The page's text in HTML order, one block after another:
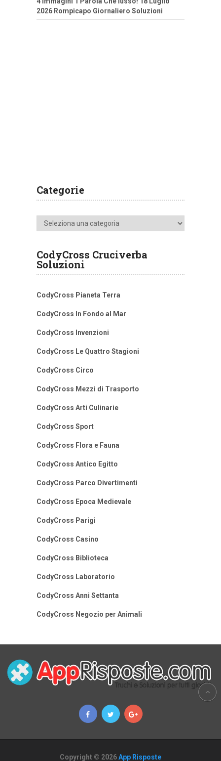
2026 Rompicapo Giornaliero Soluzioni
Categorie
Categorie
CodyCross Cruciverba
Soluzioni
CodyCross Pianeta Terra
CodyCross In Fondo al Mar
CodyCross Invenzioni
CodyCross Le Quattro Stagioni
CodyCross Circo
CodyCross Mezzi di Trasporto
CodyCross Arti Culinarie
CodyCross Sport
CodyCross Flora e Fauna
CodyCross Antico Egitto
CodyCross Parco Divertimenti
CodyCross Epoca Medievale
CodyCross Parigi
CodyCross Casino
CodyCross Biblioteca
CodyCross Laboratorio
CodyCross Anni Settanta
CodyCross Negozio per Animali
Copyright © 2026App Risposte